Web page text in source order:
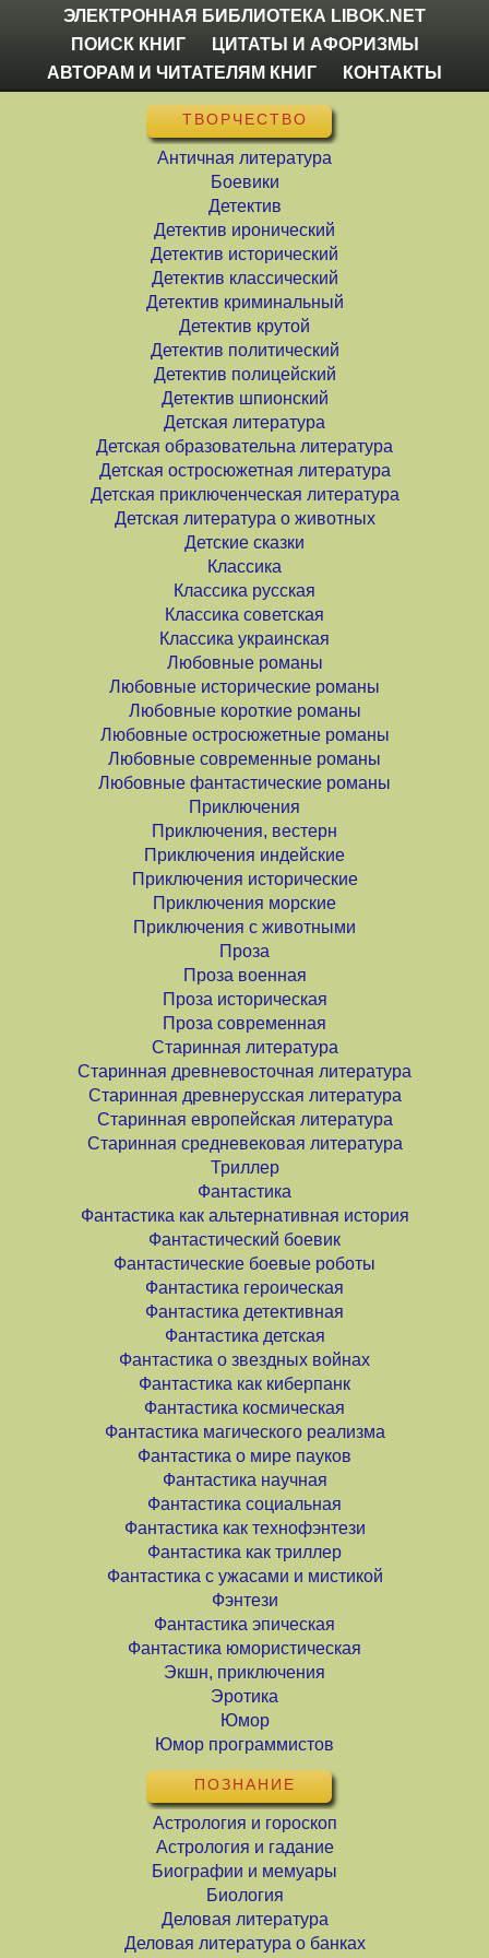
ЭЛЕКТРОННАЯ БИБЛИОТЕКА LIBOK.NET
ПОИСК КНИГ
ЦИТАТЫ И АФОРИЗМЫ
АВТОРАМ И ЧИТАТЕЛЯМ КНИГ
КОНТАКТЫ
ТВОРЧЕСТВО
Античная литература
Боевики
Детектив
Детектив иронический
Детектив исторический
Детектив классический
Детектив криминальный
Детектив крутой
Детектив политический
Детектив полицейский
Детектив шпионский
Детская литература
Детская образовательна литература
Детская остросюжетная литература
Детская приключенческая литература
Детская литература о животных
Детские сказки
Классика
Классика русская
Классика советская
Классика украинская
Любовные романы
Любовные исторические романы
Любовные короткие романы
Любовные остросюжетные романы
Любовные современные романы
Любовные фантастические романы
Приключения
Приключения, вестерн
Приключения индейские
Приключения исторические
Приключения морские
Приключения с животными
Проза
Проза военная
Проза историческая
Проза современная
Старинная литература
Старинная древневосточная литература
Старинная древнерусская литература
Старинная европейская литература
Старинная средневековая литература
Триллер
Фантастика
Фантастика как альтернативная история
Фантастический боевик
Фантастические боевые роботы
Фантастика героическая
Фантастика детективная
Фантастика детская
Фантастика о звездных войнах
Фантастика как киберпанк
Фантастика космическая
Фантастика магического реализма
Фантастика о мире пауков
Фантастика научная
Фантастика социальная
Фантастика как технофэнтези
Фантастика как триллер
Фантастика с ужасами и мистикой
Фэнтези
Фантастика эпическая
Фантастика юмористическая
Экшн, приключения
Эротика
Юмор
Юмор программистов
ПОЗНАНИЕ
Астрология и гороскоп
Астрология и гадание
Биографии и мемуары
Биология
Деловая литература
Деловая литература о банках